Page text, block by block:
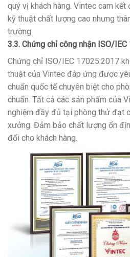
quý vị khách hàng. Vintec cam
kỹ thuật chất lượng cao nhưng
trường.
3.3. Chứng chỉ công nhận ISO/
Chứng chỉ ISO/IEC 17025:2017
thuật của Vintec đáp ứng được
chuẩn quốc tế chuyên biệt cho
chuẩn. Tất cả các sản phẩm của
nghiệm đầy đủ tại phòng thử đạt
xưởng. Đảm bảo chất lượng ổn
đối cho khách hàng.